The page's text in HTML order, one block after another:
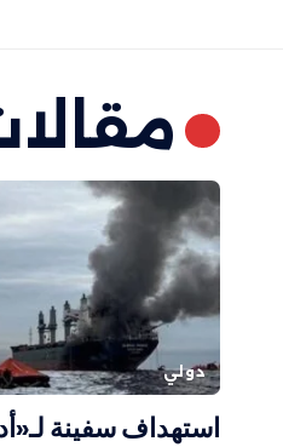
دولي
استهداف سفينة